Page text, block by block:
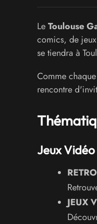
LeToulouse
comics, de
se tiendra à
Comme
rencontre
Jeux Vidéo
JEUX